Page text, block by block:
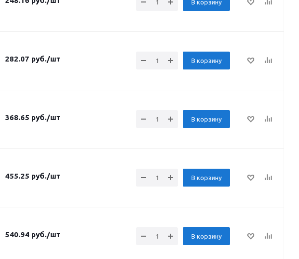
В корзину
282.07 руб./шт В корзину
368.65 руб./шт В корзину
455.25 руб./шт В корзину
540.94 руб./шт В корзину